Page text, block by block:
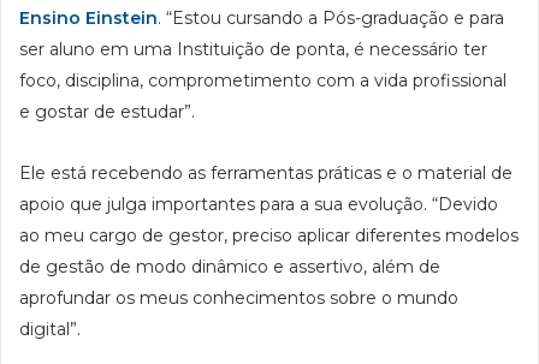
Ensino Einstein. “Estou cursando a Pós-graduação e para
ser aluno em uma Instituição de ponta, é necessário ter
foco, disciplina, comprometimento com a vida profissional
e gostar de estudar”.
Ele está recebendo as ferramentas práticas e o material de
apoio que julga importantes para a sua evolução. “Devido
ao meu cargo de gestor, preciso aplicar diferentes modelos
de gestão de modo dinâmico e assertivo, além de
aprofundar os meus conhecimentos sobre o mundo
digital”.